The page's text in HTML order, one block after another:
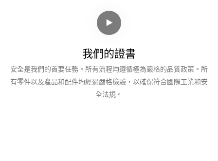
我們的證書
安全是我們的首要任務。所有流程均遵循極為嚴格的品質政策。所
有零件以及產品和配件均經過嚴格檢驗，以確保符合國際工業和安
全法規。